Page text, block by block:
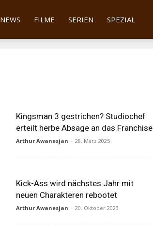
NEWS FILME SERIEN SPEZIAL
Kingsman 3 gestrichen? Studiochef
erteilt herbe Absage an das Franchise
Arthur Awanesjan - 28. März 2025
Kick-Ass wird nächstes Jahr mit
neuen Charakteren rebootet
Arthur Awanesjan - 20. Oktober 2023